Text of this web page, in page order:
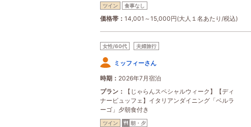
ツイン 食事なし
価格帯 14,001～15,000円(大人１名あたり/税込)
女性/60代 夫婦旅行
ミッフィーさん
時期
2026年7月宿泊
プラン
【じゃらんスペシャルウィーク】【ディ
ナービュッフェ】イタリアンダイニング「ベルラ
ーゴ」夕朝食付き
ツイン 朝・夕